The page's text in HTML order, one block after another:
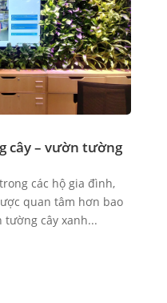
cây – vườn tường
các hộ gia đình,
quan tâm hơn bao
tường cây xanh...